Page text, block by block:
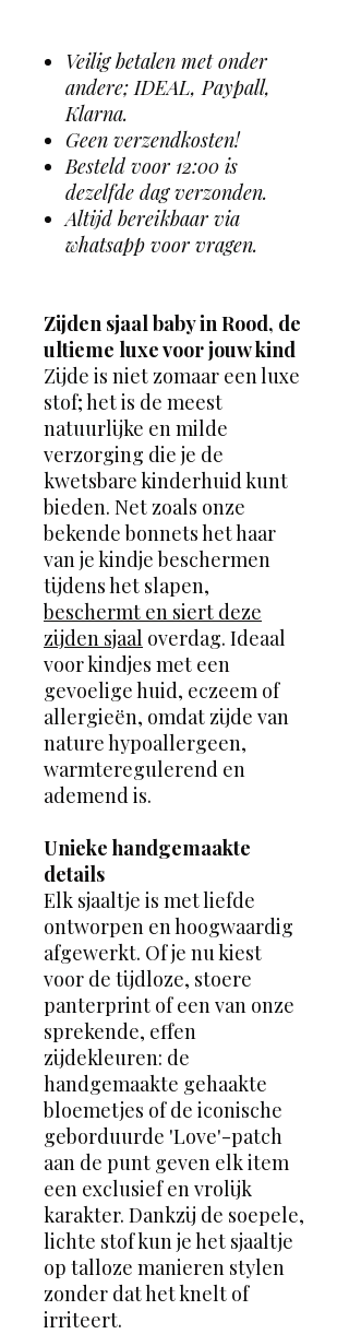
Veilig betalen met onder
andere; IDEAL, Paypall,
Klarna.
Geen verzendkosten!
Besteld voor 12:00 is
dezelfde dag verzonden.
Altijd bereikbaar via
whatsapp voor vragen.
Zijden sjaal baby in Rood, de
ultieme luxe voor jouw kind
Zijde is niet zomaar een luxe
stof; het is de meest
natuurlijke en milde
verzorging die je de
kwetsbare kinderhuid kunt
bieden. Net zoals onze
bekende bonnets het haar
van je kindje beschermen
tijdens het slapen,
beschermt en siert deze
zijden sjaal overdag. Ideaal
voor kindjes met een
gevoelige huid, eczeem of
allergieën, omdat zijde van
nature hypoallergeen,
warmteregulerend en
ademend is.
Unieke handgemaakte
details
Elk sjaaltje is met liefde
ontworpen en hoogwaardig
afgewerkt. Of je nu kiest
voor de tijdloze, stoere
panterprint of een van onze
sprekende, effen
zijdekleuren: de
handgemaakte gehaakte
bloemetjes of de iconische
geborduurde 'Love'-patch
aan de punt geven elk item
een exclusief en vrolijk
karakter. Dankzij de soepele,
lichte stof kun je het sjaaltje
op talloze manieren stylen
zonder dat het knelt of
irriteert.